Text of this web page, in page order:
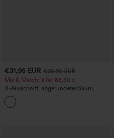
€31,95 EUR €35,95 EUR
Mix & Match: 3 für 88,30 €
U-Ausschnitt, abgerundeter Saum,
InstantCool Yoga-Trägertop – UPF50+